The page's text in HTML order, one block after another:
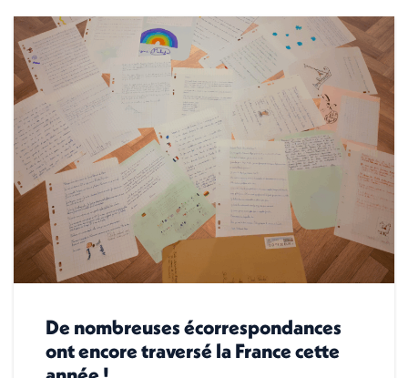
De nombreuses écorrespondances
ont encore traversé la France cette